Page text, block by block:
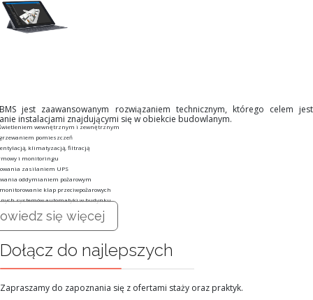
jest zaawansowanym rozwiązaniem technicznym, którego celem jest
instalacjami znajdującymi się w obiekcie budowlanym.
wewnętrznym i zewnętrznym
pomieszczeń
klimatyzacją, filtracją
i monitoringu
zasilaniem UPS
oddymianiem pożarowym
klap przeciwpożarowych
systemów automatyki w budynku
się więcej
Dołącz do najlepszych
Zapraszamy do zapoznania się z ofertami staży oraz praktyk.